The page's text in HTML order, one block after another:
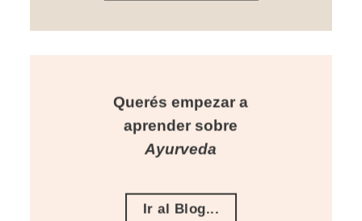
Querés empezar a
aprender sobre
Ayurveda
Ir al Blog...